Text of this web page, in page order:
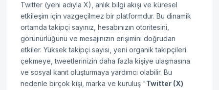
Twitter (yeni adıyla X), anlık bilgi akışı ve küresel
etkileşim için vazgeçilmez bir platformdur. Bu dinamik
ortamda takipçi sayınız, hesabınızın otoritesini,
görünürlüğünü ve mesajınızın erişimini doğrudan
etkiler. Yüksek takipçi sayısı, yeni organik takipçileri
çekmeye, tweetlerinizin daha fazla kişiye ulaşmasına
ve sosyal kanıt oluşturmaya yardımcı olabilir. Bu
nedenle birçok kişi, marka ve kuruluş "Twitter (X)